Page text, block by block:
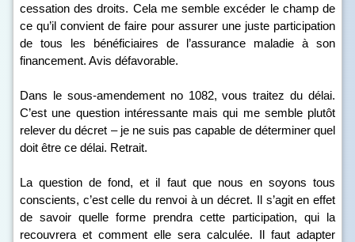
cessation des droits. Cela me semble excéder le champ de
ce qu’il convient de faire pour assurer une juste participation
de tous les bénéficiaires de l’assurance maladie à son
financement. Avis défavorable.
Dans le sous-amendement no1082, vous traitez du délai.
C’est une question intéressante mais qui me semble plutôt
relever du décret – je ne suis pas capable de déterminer quel
doit être ce délai. Retrait.
La question de fond, et il faut que nous en soyons tous
conscients, c’est celle du renvoi à un décret. Il s’agit en effet
de savoir quelle forme prendra cette participation, qui la
recouvrera et comment elle sera calculée. Il faut adapter